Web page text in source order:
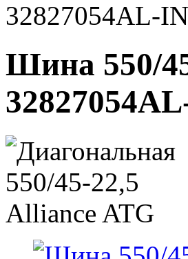
32827054AL-
Шина 550/